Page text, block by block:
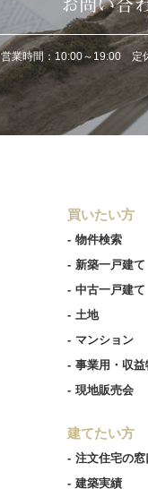
営業時間：10:00～19:00 定
買いたい方
物件検索
新築一戸建て
中古一戸建て
土地
マンション
事業用・収益
現地販売会
建てたい方
注文住宅の窓
建築実績